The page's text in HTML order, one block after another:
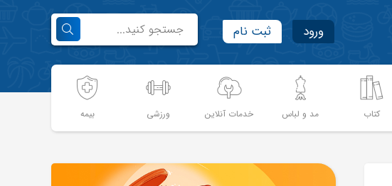
ورود ثبت نام
کتاب مد و لباس خدمات آنلاین ورزشی بیمه